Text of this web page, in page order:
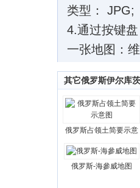
类型： JPG;
4.通过按键
一张地图：
其它俄罗斯伊尔库
俄罗斯占领土简要示意
俄罗斯-海參威地图